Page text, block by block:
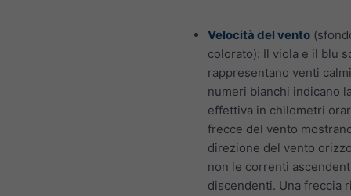
Velocità del vento
colorato): Il viola e il blu
rappresentano venti
numeri bianchi indicano
effettiva in chilometri
frecce del vento
direzione del vento
non le correnti
discendenti. Una freccia